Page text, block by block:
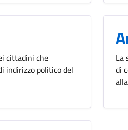
cittadini che
indirizzo politico del
La
di